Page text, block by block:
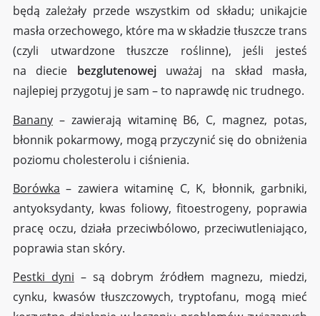
będą zależały przede wszystkim od składu; unikajcie
masła orzechowego, które ma w składzie tłuszcze trans
(czyli utwardzone tłuszcze roślinne), jeśli jesteś
na diecie bezglutenowejuważaj na skład masła,
najlepiej przygotuj je sam – to naprawdę nic trudnego.
Banany – zawierają witaminę B6, C, magnez, potas,
błonnik pokarmowy, mogą przyczynić się do obniżenia
poziomu cholesterolu i ciśnienia.
Borówka – zawiera witaminę C, K, błonnik, garbniki,
antyoksydanty, kwas foliowy, fitoestrogeny, poprawia
pracę oczu, działa przeciwbólowo, przeciwutleniająco,
poprawia stan skóry.
Pestki dyni – są dobrym źródłem magnezu, miedzi,
cynku, kwasów tłuszczowych, tryptofanu, mogą mieć